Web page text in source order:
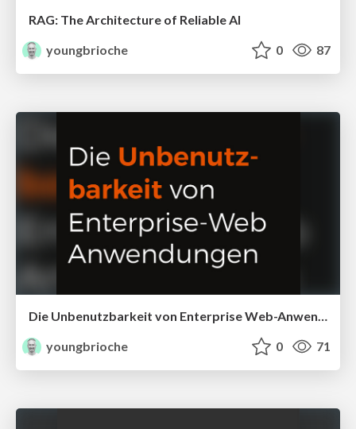
RAG: The Architecture of Reliable AI
youngbrioche
0 87
youngbrioche
0 71